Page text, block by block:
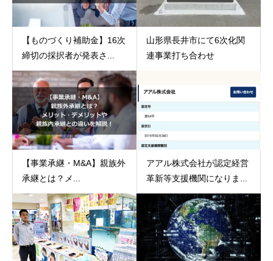
【ものづくり補助金】16次
締切の採択者が発表さ...
山形県長井市にて6次化関
連事業打ち合わせ
【事業承継・M&A】親族外
承継とは？メ...
アアル株式会社が認定経営
革新等支援機関になりま...